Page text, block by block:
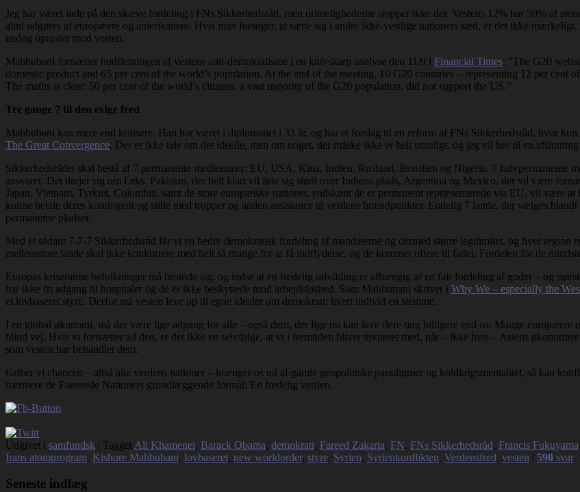
Jeg har været inde på den skæve fordeling i FNs Sikkerhedsråd, men urimelighederne stopper ikke der. Vestens 12% har 50% af
altid udgøres af europæere og amerikanere. Hvis man forsøger, at sætte sig i andre ikke-vestlige nationers sted, er det ikke
endog opruster mod vesten.
Mahbubani fortsætter hudfletningen af vestens anti-demokratisme i en knivskarp analyse den 11/9 i Financial Times: ”The G20
domestic product and 65 per cent of the world’s population. At the end of the meeting, 10 G20 countries – representing 12 per
The maths is clear: 50 per cent of the world’s citizens, a vast majority of the G20 population, did not support the US.”
Tre gange 7 til den evige fred
Mahbubani kan mere end kritisere. Han har været i diplomatiet i 33 år, og har et forslag til en reform af FNs Sikkerhedsråd, hvor
The Great Convergence. Der er ikke tale om det ideelle, men om noget, der måske ikke er helt umuligt, og jeg vil her til en
Sikkerhedsrådet skal bestå af 7 permanente medlemmer: EU, USA, Kina, Indien, Rusland, Brasilien og Nigeria. 7 halvpermanente
ansvaret. Det drejer sig om f.eks. Pakistan, der helt klart vil føle sig stødt over Indiens plads, Argentina og Mexico, der vil være
Japan, Vietnam, Tyrkiet, Colombia, samt de store europæiske nationer, endskønt de er permanent repræsenterede via EU, vil være
kunne betale deres kontingent og stille med tropper og anden assistance til verdens brændpunkter. Endelig 7 lande, der vælges
permanente pladser.
Med et sådant 7-7-7 Sikkerhedsråd får vi en bedre demokratisk fordeling af mandaterne og dermed større legitimitet, og hver
mellemstore lande skal ikke konkurrere med helt så mange for at få indflydelse, og de kommer oftere til fadet. Fordelen for de
Europas kriseramte befolkninger må besinde sig, og indse at en fredelig udvikling er afhængig af en fair fordeling af goder – og
har ikke fri adgang til hospitaler og de er ikke beskyttede mod arbejdsløshed. Som Mahbunani skriver i Why We – especially the
et lovbaseret styre. Derfor må vesten leve op til egne idealer om demokrati; hvert individ en stemme.
I en global økonomi, må der være lige adgang for alle – også dem, der lige nu kan lave flere ting billigere end os. Mange europæere
blind vej. Hvis vi fortsætter ad den, er det ikke en selvfølge, at vi i fremtiden bliver inviteret med, når – ikke hvis – Asiens
som vesten har behandlet dem.
Griber vi chancen – altså alle verdens nationer – krænger os ud af gamle geopolitiske paradigmer og koldkrigsmentalitet, så kan
nærmere de Forenede Nationers grundlæggende formål: En fredelig verden.
Udgivet i samfundsk | Tagget Ali Khamenei, Barack Obama, demokrati, Fareed Zakaria, FN, FNs Sikkerhedsråd, Francis Fukuyama,
Irans atomprogram, Kishore Mahbubani, lovbaseret, new worldorder, styre, Syrien, Syrienkonflikten, Verdensfred, vesten | 590 svar
Seneste indlæg